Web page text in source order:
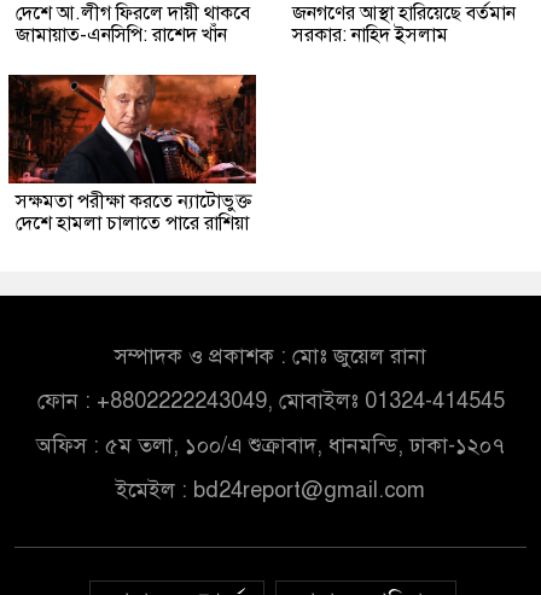
দেশে আ.লীগ ফিরলে দায়ী থাকবে
জামায়াত-এনসিপি: রাশেদ খাঁন
জনগণের আস্থা হারিয়েছে বর্তমান
সরকার: নাহিদ ইসলাম
সক্ষমতা পরীক্ষা করতে ন্যাটোভুক্ত
দেশে হামলা চালাতে পারে রাশিয়া
সম্পাদক ও প্রকাশক : মোঃ জুয়েল রানা
ফোন : +8802222243049, মোবাইলঃ 01324-414545
অফিস : ৫ম তলা, ১০০/এ শুক্রাবাদ, ধানমন্ডি, ঢাকা-১২০৭
ইমেইল : bd24report@gmail.com